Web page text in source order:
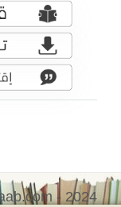
- 2024